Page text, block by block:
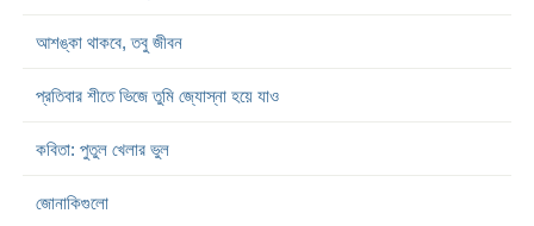
আশঙ্কা থাকবে, তবু জীবন
প্রতিবার শীতে ভিজে তুমি জ্যোস্না হয়ে যাও
কবিতা: পুতুল খেলার ভুল
জোনাকিগুলো